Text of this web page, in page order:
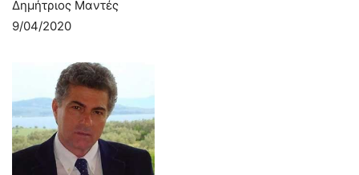
Δημήτριος Μαντές
9/04/2020